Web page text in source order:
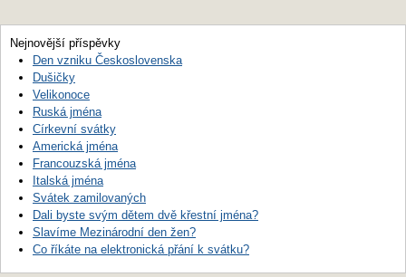
Nejnovější příspěvky
Den vzniku Československa
Dušičky
Velikonoce
Ruská jména
Církevní svátky
Americká jména
Francouzská jména
Italská jména
Svátek zamilovaných
Dali byste svým dětem dvě křestní jména?
Slavíme Mezinárodní den žen?
Co říkáte na elektronická přání k svátku?